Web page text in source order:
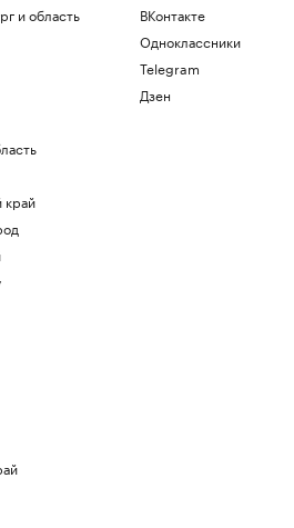
и область
край
ВКонтакте
Одноклассники
Telegram
Дзен